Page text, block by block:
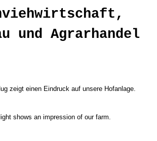
und Agrarhandel
zeigt einen Eindruck auf unsere Hofanlage.
shows an impression of our farm.